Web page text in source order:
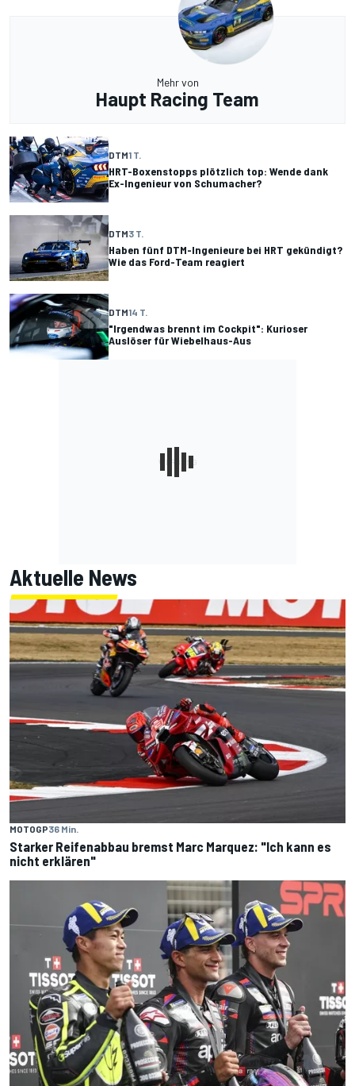
Mehr von
Haupt Racing Team
DTM1 T.
HRT-Boxenstopps plötzlich top: Wende dank
Ex-Ingenieur von Schumacher?
DTM3 T.
Haben fünf DTM-Ingenieure bei HRT gekündigt?
Wie das Ford-Team reagiert
DTM14 T.
"Irgendwas brennt im Cockpit": Kurioser
Auslöser für Wiebelhaus-Aus
Aktuelle News
MOTOGP36 Min.
Starker Reifenabbau bremst Marc Marquez: "Ich kann es
nicht erklären"